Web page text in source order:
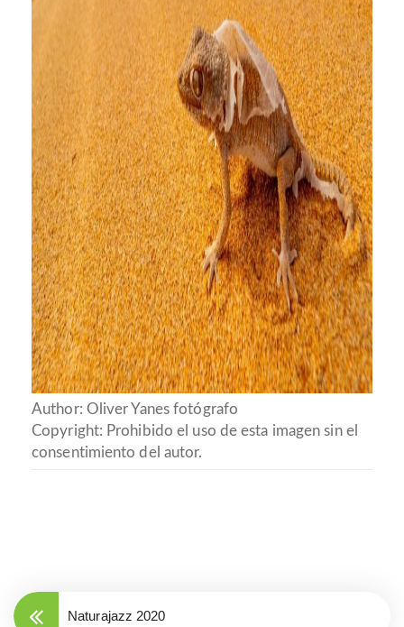
Author: Oliver Yanes fotógrafo
Copyright: Prohibido el uso de esta imagen sin el
consentimiento del autor.
Naturajazz 2020